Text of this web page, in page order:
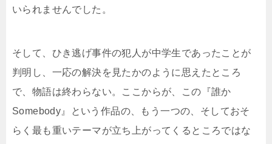
いられませんでした。
そして、ひき逃げ事件の犯人が中学生であったことが
判明し、一応の解決を見たかのように思えたところ
で、物語は終わらない。ここからが、この『誰か
Somebody』という作品の、もう一つの、そしておそ
らく最も重いテーマが立ち上がってくるところではな